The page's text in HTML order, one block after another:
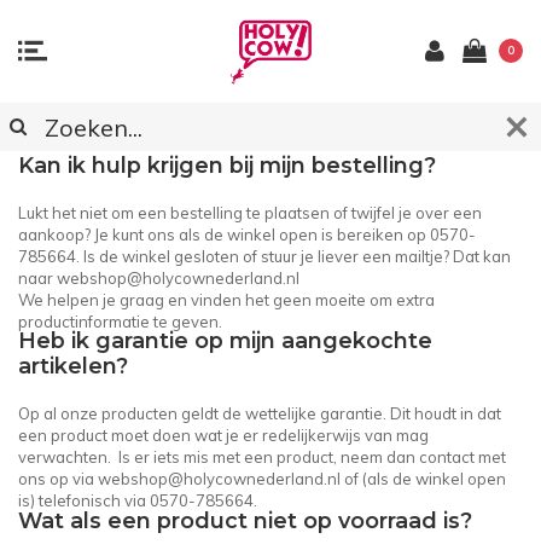
0
KLANTENSERVICE
Kan ik hulp krijgen bij mijn bestelling?
Lukt het niet om een bestelling te plaatsen of twijfel je over een
aankoop? Je kunt ons als de winkel open is bereiken op 0570-
785664. Is de winkel gesloten of stuur je liever een mailtje? Dat kan
naarwebshop@holycownederland.nl
We helpen je graag en vinden het geen moeite om extra
productinformatie te geven.
Heb ik garantie op mijn aangekochte
artikelen?
Op al onze producten geldt de wettelijke garantie. Dit houdt in dat
een product moet doen wat je er redelijkerwijs van mag
verwachten. Is er iets mis met een product, neem dan contact met
ons op via webshop@holycownederland.nl of (als de winkel open
is) telefonisch via 0570-785664.
Wat als een product niet op voorraad is?